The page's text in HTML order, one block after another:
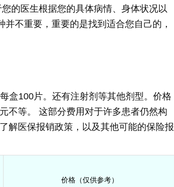
的医生根据您的具体病情、身体状况以
并不重要，重要的是找到适合您自己的，
盒100片。还有注射剂等其他剂型。价格
不等。 这部分费用对于许多患者仍然构
解医保报销政策，以及其他可能的保险报
价格（仅供参考）